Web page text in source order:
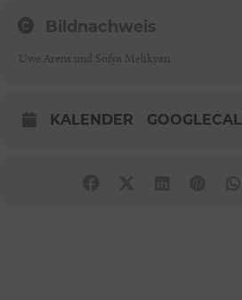
Bildnachweis
Uwe Arens und Sofya Melikyan
KALENDER GOOGLECAL